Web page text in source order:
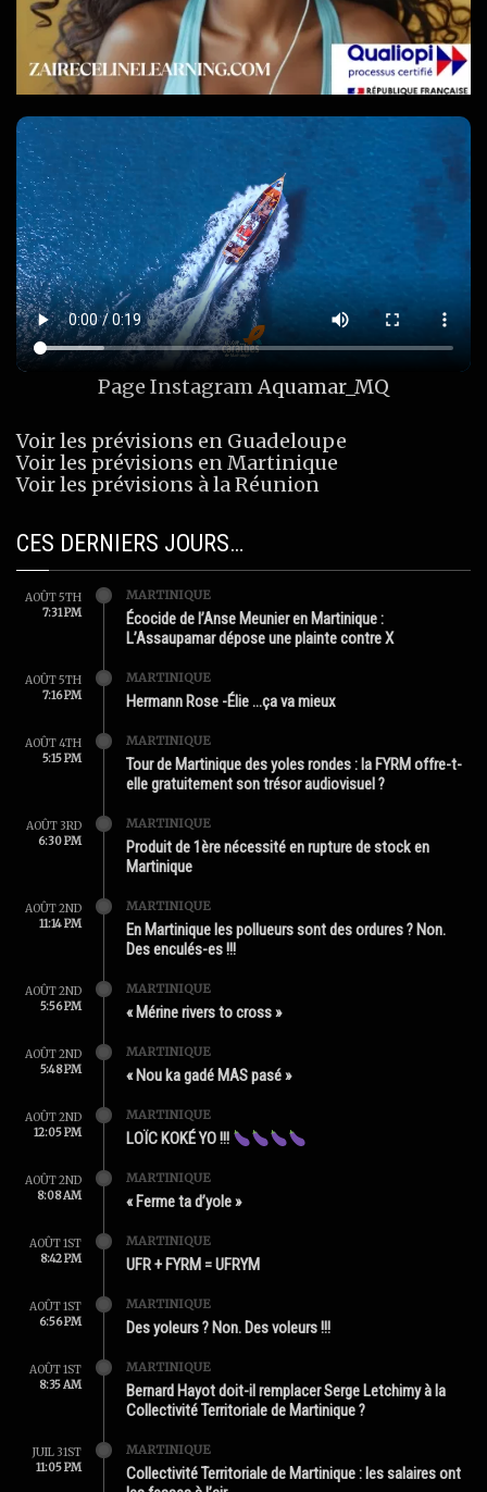
Page InstagramAquamar_MQ
Voir les prévisions en Guadeloupe
Voir les prévisions en Martinique
Voir les prévisions à la Réunion
CES DERNIERS JOURS…
AOÛT 5TH
7:31 PM
MARTINIQUE
Écocide de l’Anse Meunier en Martinique :
L’Assaupamar dépose une plainte contre X
AOÛT 5TH
7:16 PM
MARTINIQUE
Hermann Rose -Élie …ça va mieux
AOÛT 4TH
5:15 PM
MARTINIQUE
Tour de Martinique des yoles rondes : la FYRM offre-t-
elle gratuitement son trésor audiovisuel ?
AOÛT 3RD
6:30 PM
MARTINIQUE
Produit de 1ère nécessité en rupture de stock en
Martinique
AOÛT 2ND
11:14 PM
MARTINIQUE
En Martinique les pollueurs sont des ordures ? Non.
Des enculés-es !!!
AOÛT 2ND
5:56 PM
MARTINIQUE
« Mérine rivers to cross »
AOÛT 2ND
5:48 PM
MARTINIQUE
« Nou ka gadé MAS pasé »
AOÛT 2ND
12:05 PM
MARTINIQUE
LOÏC KOKÉ YO !!!
AOÛT 2ND
8:08 AM
MARTINIQUE
« Ferme ta d’yole »
AOÛT 1ST
8:42 PM
MARTINIQUE
UFR + FYRM = UFRYM
AOÛT 1ST
6:56 PM
MARTINIQUE
Des yoleurs ? Non. Des voleurs !!!
AOÛT 1ST
8:35 AM
MARTINIQUE
Bernard Hayot doit-il remplacer Serge Letchimy à la
Collectivité Territoriale de Martinique ?
JUIL 31ST
11:05 PM
MARTINIQUE
Collectivité Territoriale de Martinique : les salaires ont